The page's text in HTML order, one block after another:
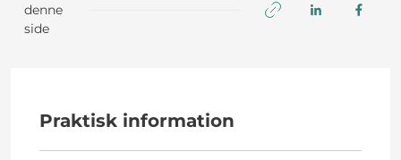
denne
side
Praktisk information